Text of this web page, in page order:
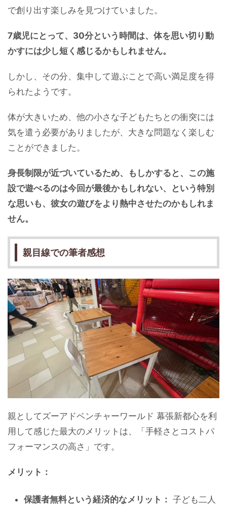
で創り出す楽しみを見つけていました。
7歳児にとって、30分という時間は、体を思い切り動
かすには少し短く感じるかもしれません。
しかし、その分、集中して遊ぶことで高い満足度を得
られたようです。
体が大きいため、他の小さな子どもたちとの衝突には
気を遣う必要がありましたが、大きな問題なく楽しむ
ことができました。
身長制限が近づいているため、もしかすると、この施
設で遊べるのは今回が最後かもしれない、という特別
な思いも、彼女の遊びをより熱中させたのかもしれま
せん。
親目線での筆者感想
親としてズーアドベンチャーワールド 幕張新都心を利
用して感じた最大のメリットは、「手軽さとコストパ
フォーマンスの高さ」です。
メリット：
保護者無料という経済的なメリット： 子ども二人